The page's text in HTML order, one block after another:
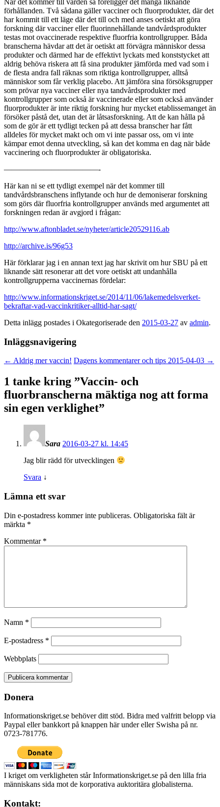
förhållanden. Två sådana gäller vacciner och fluorprodukter, där det
har kommit till ett läge där det till och med anses oetiskt att göra
forskning där vacciner eller fluorinnehållande tandvårdsprodukter
testas mot ovaccinerade respektive fluorfria kontrollgrupper. Båda
branscherna hävdar att det är oetiskt att förvägra människor dessa
produkter och därmed har de effektivt lyckats med konststycket att
aldrig behöva riskera att få sina produkter jämförda med vad som i
de flesta andra fall räknas som riktiga kontrollgrupper, alltså
människor som får verklig placebo. Att jämföra sina försöksgrupper
som prövar nya vacciner eller nya tandvårdsprodukter med
kontrollgrupper som också är vaccinerade eller som också använder
fluorprodukter är inte riktig forskning hur mycket etablissemanget än
försöker påstå det, utan det är låtsasforskning. Att de kan hålla på
som de gör är ett tydligt tecken på att dessa branscher har fått
alldeles för mycket makt och om vi inte passar oss, om vi inte
kämpar emot denna utveckling, så kan det komma en dag när både
vaccinering och fluorprodukter är obligatoriska.
————————————-
Här kan ni se ett tydligt exempel när det kommer till
tandvårdsbranschens inflytande och hur de demoniserar forskning
som görs där fluorfria kontrollgrupper används med argumentet att
forskningen redan är avgjord i frågan:
http://www.aftonbladet.se/nyheter/article20529116.ab
http://archive.is/96g53
Här förklarar jag i en annan text jag har skrivit om hur SBU på ett
liknande sätt resonerar att det vore oetiskt att undanhålla
kontrollgrupperna vaccinernas fördelar:
http://www.informationskriget.se/2014/11/06/lakemedelsverket-
bekraftar-vad-vaccinkritiker-alltid-har-sagt/
Detta inlägg postades i Okategoriserade den 2015-03-27 av admin.
Inläggsnavigering
← Aldrig mer vaccin! Dagens kommentarer och tips 2015-04-03 →
1 tanke kring ”Vaccin- och
fluorbranscherna mäktiga nog att forma
sin egen verklighet”
Sara 2016-03-27 kl. 14:45
Jag blir rädd för utvecklingen
Svara ↓
Lämna ett svar
Din e-postadress kommer inte publiceras. Obligatoriska fält är
märkta *
Kommentar *
Namn *
E-postadress *
Webbplats
Donera
Informationskriget.se behöver ditt stöd. Bidra med valfritt belopp via
Paypal eller bankkort på knappen här under eller Swisha på nr.
0723-781776.
I kriget om verkligheten står Informationskriget.se på den lilla fria
människans sida mot de korporativa auktoritära globalisterna.
Kontakt: